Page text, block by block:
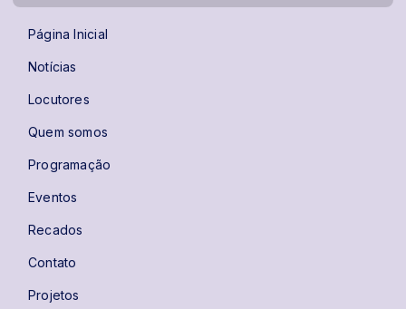
Página Inicial
Notícias
Locutores
Quem somos
Programação
Eventos
Recados
Contato
Projetos